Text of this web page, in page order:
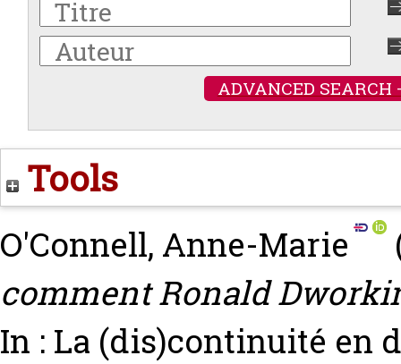
ADVANCED SEARCH
Tools
O'Connell, Anne-Marie
comment Ronald
In : La (dis)continuité en